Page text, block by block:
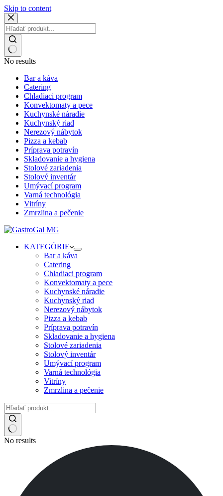
Skip to content
No results
Bar a káva
Catering
Chladiaci program
Konvektomaty a pece
Kuchynské náradie
Kuchynský riad
Nerezový nábytok
Pizza a kebab
Príprava potravín
Skladovanie a hygiena
Stolové zariadenia
Stolový inventár
Umývací program
Varná technológia
Vitríny
Zmrzlina a pečenie
KATEGÓRIE
Bar a káva
Catering
Chladiaci program
Konvektomaty a pece
Kuchynské náradie
Kuchynský riad
Nerezový nábytok
Pizza a kebab
Príprava potravín
Skladovanie a hygiena
Stolové zariadenia
Stolový inventár
Umývací program
Varná technológia
Vitríny
Zmrzlina a pečenie
No results